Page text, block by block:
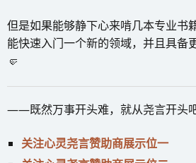
但是如果能够静下心来啃几本专业书
能快速入门一个新的领域，并且具备
🤛
——既然万事开头难，就从尧言开头吧
关注心灵尧言赞助商展示位一